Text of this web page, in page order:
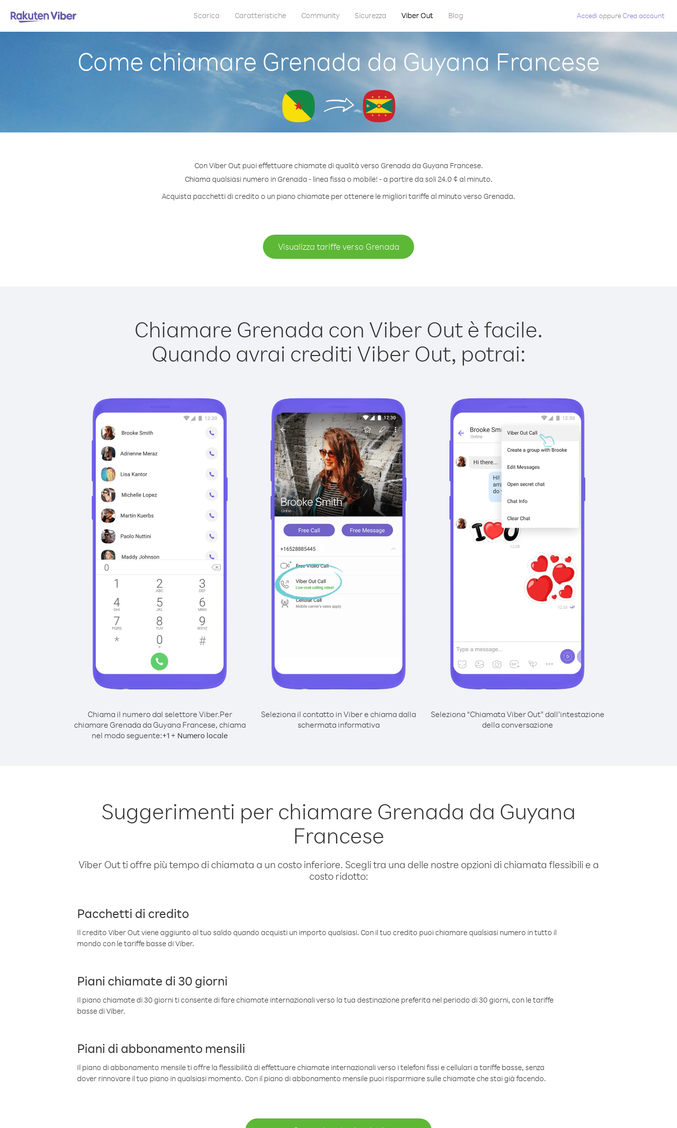
Scarica Caratteristiche Community Sicurezza Viber Out Blog Accedi oppureCrea account
Come chiamare Grenada da Guyana Francese
Con Viber Out puoi effettuare chiamate di qualità verso Grenada da Guyana Francese.
Chiama qualsiasi numero in Grenada - linea fissa o mobile! - a partire da soli 24.0 ¢ al minuto.
Acquista pacchetti di credito o un piano chiamate per ottenere le migliori tariffe al minuto verso Grenada.
Visualizza tariffe verso Grenada
Chiamare Grenada con Viber Out è facile.
Quando avrai crediti Viber Out, potrai:
Chiama il numero dal selettore Viber.Per
chiamare Grenada da Guyana Francese, chiama
nel modo seguente:+1 + Numero locale
Seleziona il contatto in Viber e chiama dalla
schermata informativa
Seleziona “Chiamata Viber Out” dall’intestazione
della conversazione
Suggerimenti per chiamare Grenada da Guyana
Francese
Viber Out ti offre più tempo di chiamata a un costo inferiore. Scegli tra una delle nostre opzioni di chiamata flessibili e a
costo ridotto:
Pacchetti di credito
Il credito Viber Out viene aggiunto al tuo saldo quando acquisti un importo qualsiasi. Con il tuo credito puoi chiamare qualsiasi numero in tutto il
mondo con le tariffe basse di Viber.
Piani chiamate di 30 giorni
Il piano chiamate di 30 giorni ti consente di fare chiamate internazionali verso la tua destinazione preferita nel periodo di 30 giorni, con le tariffe
basse di Viber.
Piani di abbonamento mensili
Il piano di abbonamento mensile ti offre la flessibilità di effettuare chiamate internazionali verso i telefoni fissi e cellulari a tariffe basse, senza
dover rinnovare il tuo piano in qualsiasi momento. Con il piano di abbonamento mensile puoi risparmiare sulle chiamate che stai già facendo.